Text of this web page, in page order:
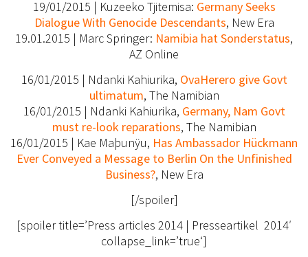
19/01/2015 | Kuzeeko Tjitemisa: Germany Seeks
Dialogue With Genocide Descendants, New Era
19.01.2015 | Marc Springer: Namibia hat Sonderstatus,
AZ Online
16/01/2015 | Ndanki Kahiurika, OvaHerero give Govt
ultimatum, The Namibian
16/01/2015 | Ndanki Kahiurika, Germany, Nam Govt
must re-look reparations, The Namibian
16/01/2015 | Kae Maþunÿu, Has Ambassador Hückmann
Ever Conveyed a Message to Berlin On the Unfinished
Business?, New Era
[/spoiler]
[spoiler title=’Press articles 2014 | Presseartikel 2014′
collapse_link=’true‘]